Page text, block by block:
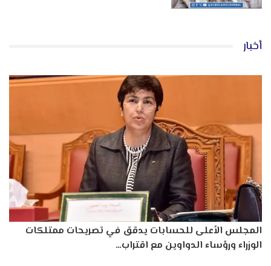
أخبار
المجلس الأعلى للحسابات يدقق في تصريحات ممتلكات
الوزراء ورؤساء الدواوين مع اقتراب…